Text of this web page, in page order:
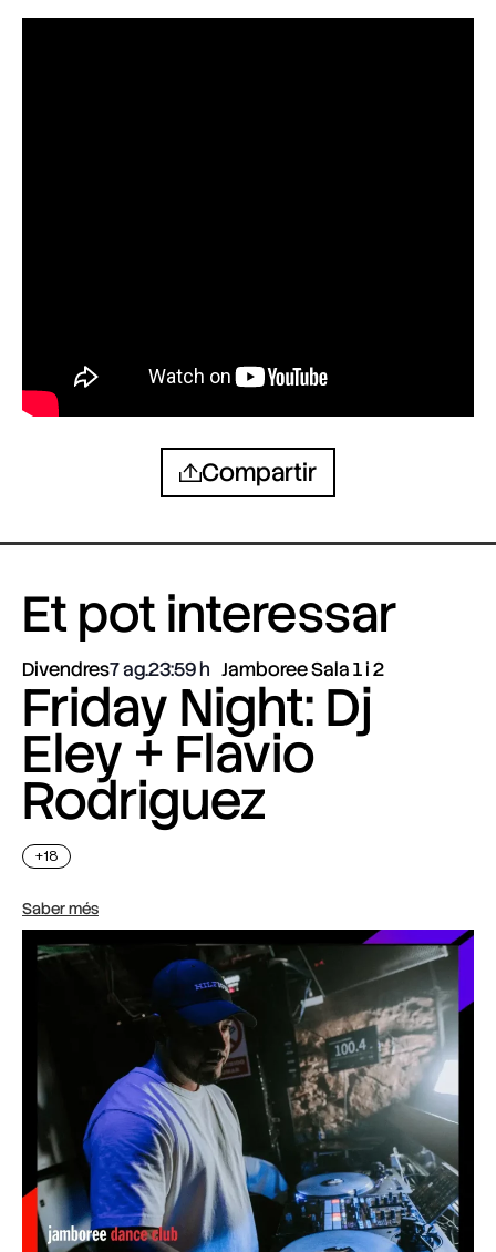
Compartir
Et pot interessar
Divendres7 ag.23:59 Jamboree Sala 1 i 2
Friday Night: Dj
Eley + Flavio
Rodriguez
+18
Saber més